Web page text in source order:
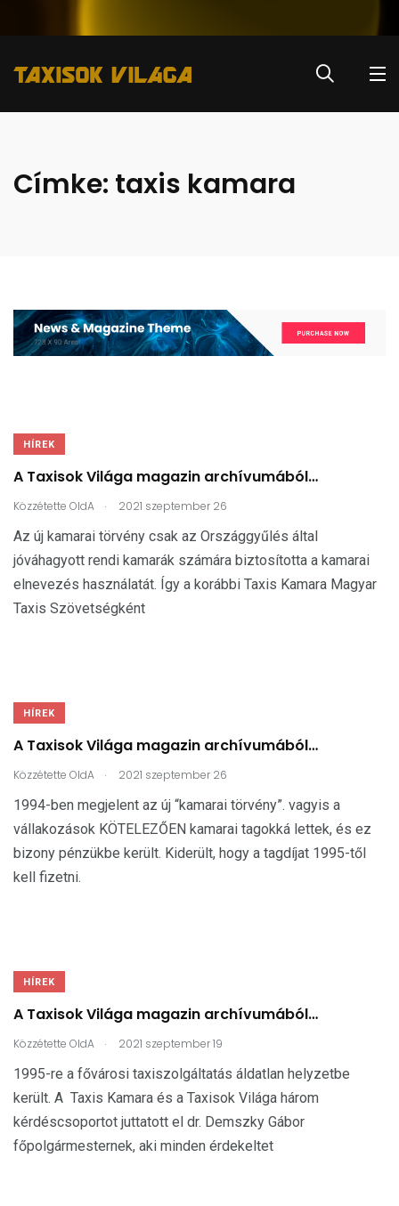
Címke: taxis kamara
HÍREK
A Taxisok Világa magazin archívumából…
Közzétette OldA . 2021 szeptember 26
Az új kamarai törvény csak az Országgyűlés által
jóváhagyott rendi kamarák számára biztosította a kamarai
elnevezés használatát. Így a korábbi Taxis Kamara Magyar
Taxis Szövetségként
HÍREK
A Taxisok Világa magazin archívumából…
Közzétette OldA . 2021 szeptember 26
1994-ben megjelent az új “kamarai törvény”. vagyis a
vállakozások KÖTELEZŐEN kamarai tagokká lettek, és ez
bizony pénzükbe került. Kiderült, hogy a tagdíjat 1995-től
kell fizetni.
HÍREK
A Taxisok Világa magazin archívumából…
Közzétette OldA . 2021 szeptember 19
1995-re a fővárosi taxiszolgáltatás áldatlan helyzetbe
került. A Taxis Kamara és a Taxisok Világa három
kérdéscsoportot juttatott el dr. Demszky Gábor
főpolgármesternek, aki minden érdekeltet